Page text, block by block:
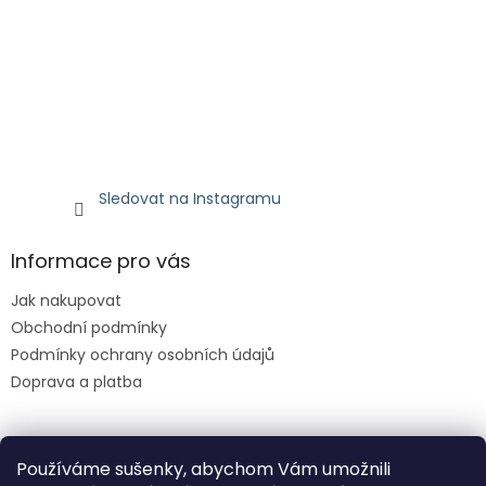
Používáme sušenky, abychom Vám umožnili
Sledovat na Instagramu
Informace pro vás
Jak nakupovat
Obchodní podmínky
Podmínky ochrany osobních údajů
Doprava a platba
Facebook